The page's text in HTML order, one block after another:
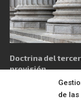
de
Doctrina del
provisión